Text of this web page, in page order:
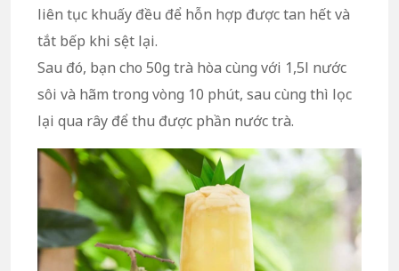
liên tục khuấy đều để hỗn hợp được tan hết và
tắt bếp khi sệt lại.
Sau đó, bạn cho 50g trà hòa cùng với 1,5l nước
sôi và hãm trong vòng 10 phút, sau cùng thì lọc
lại qua rây để thu được phần nước trà.